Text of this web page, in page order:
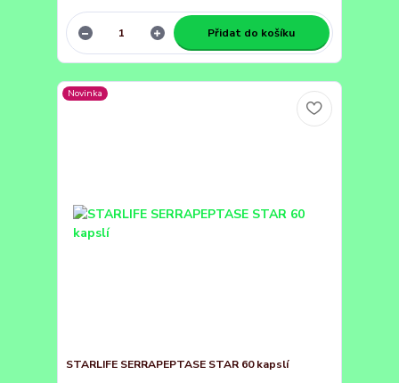
Přidat do košíku
Novinka
STARLIFE SERRAPEPTASE STAR 60 kapslí